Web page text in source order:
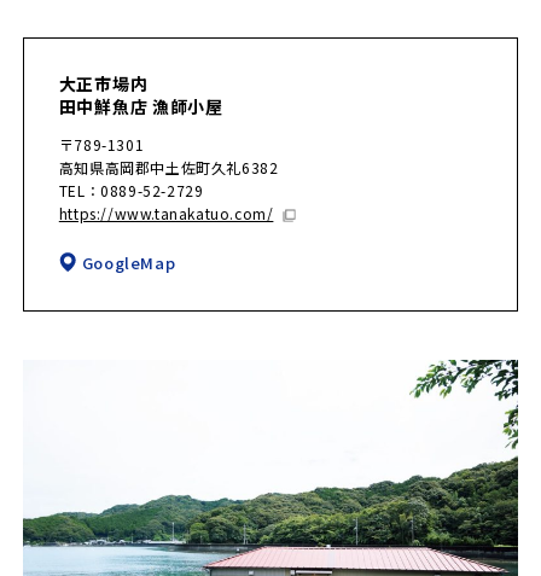
大正市場内
田中鮮魚店 漁師小屋
〒789-1301
高知県高岡郡中土佐町久礼6382
TEL：0889-52-2729
https://www.tanakatuo.com/
GoogleMap